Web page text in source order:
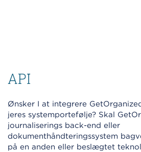
API
Ønsker I at integrere
jeres systemportefølje? Skal
journaliserings back-end eller
dokumenthåndteringssystem
på en anden eller beslægtet